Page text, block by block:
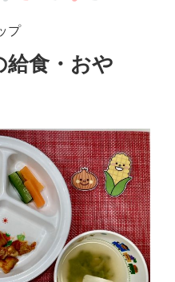
プ
給食・おや